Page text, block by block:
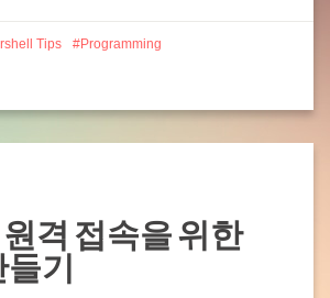
Tips
Programming
– 원격 접속을 위한
들기